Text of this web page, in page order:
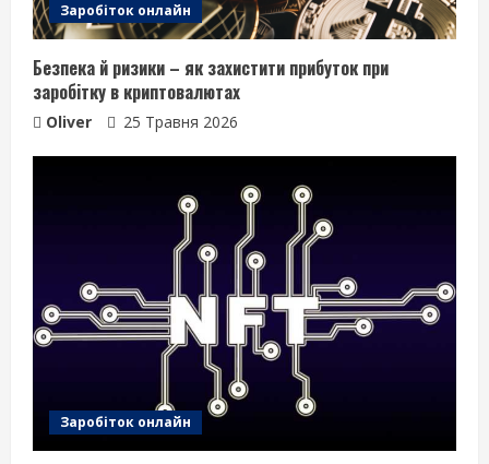
Заробіток онлайн
Безпека й ризики – як захистити прибуток при
заробітку в криптовалютах
Oliver 25 Травня 2026
Заробіток онлайн